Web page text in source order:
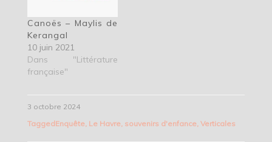
Canoës – Maylis de
Kerangal
10 juin 2021
Dans "Littérature
française"
3 octobre 2024
TaggedEnquête, Le Havre, souvenirs d'enfance, Verticales